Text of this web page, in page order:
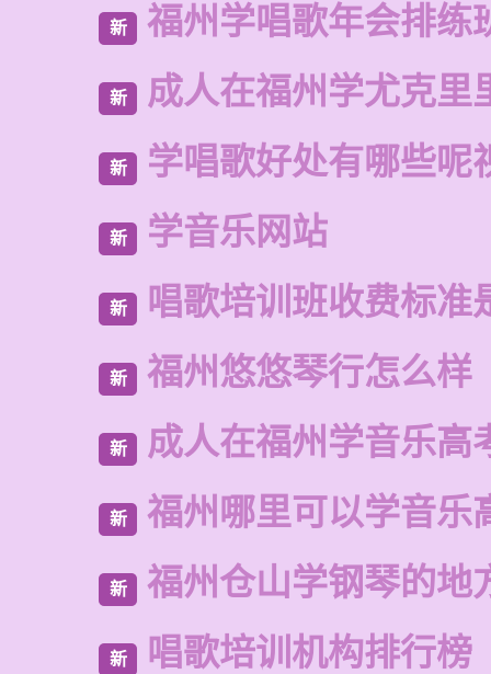
新 福州学唱歌年会排练
新 成人在福州学尤克里
新 学唱歌好处有哪些呢
新 学音乐网站
新 唱歌培训班收费标准
新 福州悠悠琴行怎么样
新 成人在福州学音乐高
新 福州哪里可以学音乐
新 福州仓山学钢琴的地
新 唱歌培训机构排行榜